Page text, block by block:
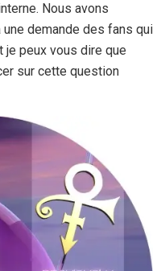
Nous avons
demande des fans qui
peux vous dire que
sur cette question